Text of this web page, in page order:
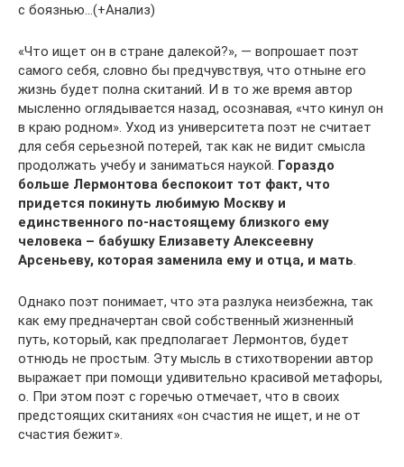
с боязнью…(+Анализ)
«Что ищет он в стране далекой?», — вопрошает поэт
самого себя, словно бы предчувствуя, что отныне его
жизнь будет полна скитаний. И в то же время автор
мысленно оглядывается назад, осознавая, «что кинул он
в краю родном». Уход из университета поэт не считает
для себя серьезной потерей, так как не видит смысла
продолжать учебу и заниматься наукой. Гораздо
больше Лермонтова беспокоит тот факт, что
придется покинуть любимую Москву и
единственного по-настоящему близкого ему
человека – бабушку Елизавету Алексеевну
Арсеньеву, которая заменила ему и отца, и мать.
Однако поэт понимает, что эта разлука неизбежна, так
как ему предначертан свой собственный жизненный
путь, который, как предполагает Лермонтов, будет
отнюдь не простым. Эту мысль в стихотворении автор
выражает при помощи удивительно красивой метафоры,
о. При этом поэт с горечью отмечает, что в своих
предстоящих скитаниях «он счастия не ищет, и не от
счастия бежит».